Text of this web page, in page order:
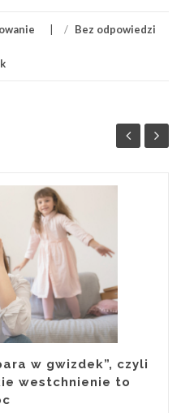
/ Bez odpowiedzi
w gwizdek”, czyli
westchnienie to